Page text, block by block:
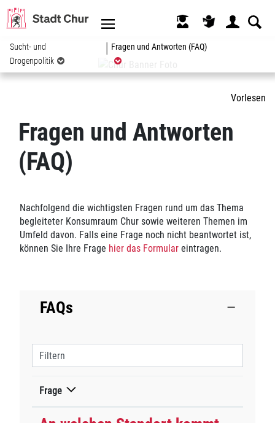
Kopfzeile
Sucht- und
Drogenpolitik
Fragen und Antworten (FAQ)(ausgewählt)
Vorlesen
Fragen und Antworten
(FAQ)
Nachfolgend die wichtigsten Fragen rund um das Thema
begleiteter Konsumraum Chur sowie weiteren Themen im
Umfeld davon. Falls eine Frage noch nicht beantwortet ist,
können Sie Ihre Frage hier das Formular eintragen.
Zugehörige Objekte
FAQs
Filtern
Frage